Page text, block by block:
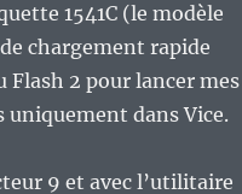
1541C (le modèle
chargement rapide
Flash 2 pour lancer mes
dans Vice.
9 et avec l’utilitaire